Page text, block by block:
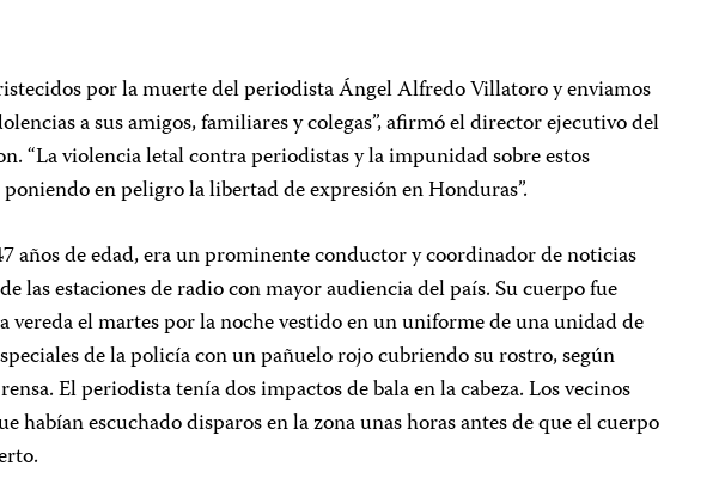
por la muerte del periodista Ángel Alfredo Villatoro y enviamos
a sus amigos, familiares y colegas”, afirmó el director ejecutivo del
“La violencia letal contra periodistas y la impunidad sobre estos
en peligro la libertad de expresión en Honduras”.
años de edad, era un prominente conductor y coordinador de noticias
las estaciones de radio con mayor audiencia del país. Su cuerpo fue
vereda el martes por la noche vestido en un uniforme de una unidad de
de la policía con un pañuelo rojo cubriendo su rostro, según
El periodista tenía dos impactos de bala en la cabeza. Los vecinos
habían escuchado disparos en la zona unas horas antes de que el cuerpo